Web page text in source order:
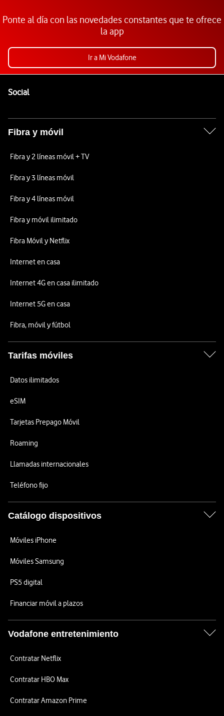
Ponte al día con las novedades constantes que te ofrece
la app
Ir a Mi Vodafone
SocialEnlaces a las redes sociales de Vodafone
Fibra y móvil
Fibra y 2 líneas móvil + TV
Fibra y 3 líneas móvil
Fibra y 4 líneas móvil
Fibra y móvil ilimitado
Fibra Móvil y Netflix
Internet en casa
Internet 4G en casa ilimitado
Internet 5G en casa
Fibra, móvil y fútbol
Tarifas móviles
Datos ilimitados
eSIM
Tarjetas Prepago Móvil
Roaming
Llamadas internacionales
Teléfono fijo
Catálogo dispositivos
Móviles iPhone
Móviles Samsung
PS5 digital
Financiar móvil a plazos
Vodafone entretenimiento
Contratar Netflix
Contratar HBO Max
Contratar Amazon Prime